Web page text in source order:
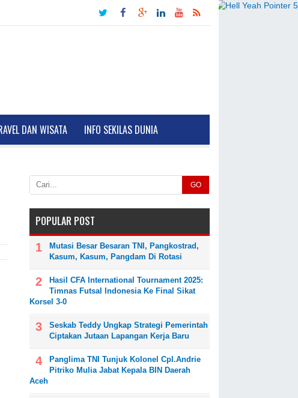
DAN WISATA INFO SEKILAS DUNIA
GO
POPULAR POST
Mutasi Besar Besaran TNI, Pangkostrad,
Kasum, Kasum, Pangdam Di Rotasi
Hasil CFA International Tournament 2025:
Timnas Futsal Indonesia Ke Final Sikat
Korsel 3-0
Seskab Teddy Ungkap Strategi Pemerintah
Ciptakan Jutaan Lapangan Kerja Baru
Panglima TNI Tunjuk Kolonel Cpl.Andrie
Pitriko Mulia Jabat Kepala BIN Daerah
Aceh